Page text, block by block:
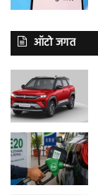
ऑटो जगत